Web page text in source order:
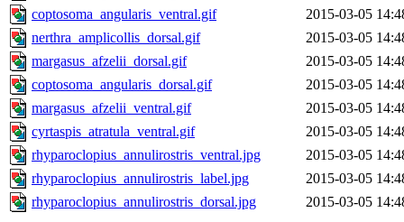
coptosoma_angularis_ventral.gif
2015-03-05
nerthra_amplicollis_dorsal.gif
2015-03-05
margasus_afzelii_dorsal.gif
2015-03-05
coptosoma_angularis_dorsal.gif
2015-03-05
margasus_afzelii_ventral.gif
2015-03-05
cyrtaspis_atratula_ventral.gif
2015-03-05
rhyparoclopius_annulirostris_ventral.jpg
2015-03-05
rhyparoclopius_annulirostris_label.jpg
2015-03-05
rhyparoclopius_annulirostris_dorsal.jpg
2015-03-05